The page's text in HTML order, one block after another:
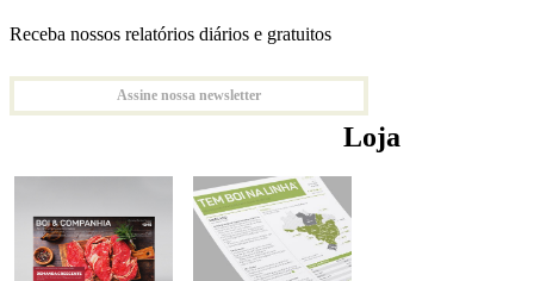
Receba nossos relatórios diários e gratuitos
Assine nossa newsletter
Loja